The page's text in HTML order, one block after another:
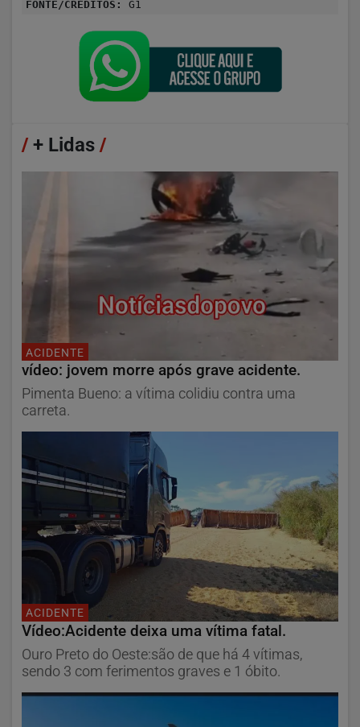
FONTE/CRÉDITOS: G1
/ + Lidas /
ACIDENTE
vídeo: jovem morre após grave acidente.
Pimenta Bueno: a vítima colidiu contra uma
carreta.
ACIDENTE
Vídeo:Acidente deixa uma vítima fatal.
Ouro Preto do Oeste:são de que há 4 vítimas,
sendo 3 com ferimentos graves e 1 óbito.